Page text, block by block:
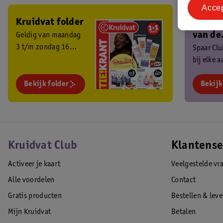
Kruidvat folder
Geldig van maandag
3 t/m zondag 16
Bekijk folder
Ben
van de
Club?
Spaar
bij elke
Kruidvat Club
Activeer je kaart
Alle voordelen
Gratis producten
Mijn Kruidvat
Veelgestelde
Contact
Bestellen &
Betalen